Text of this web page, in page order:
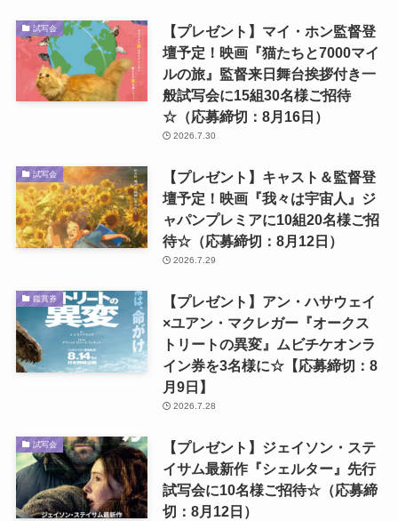
試写会
【プレゼント】マイ・ホン監督登
壇予定！映画『猫たちと7000マイ
ルの旅』監督来日舞台挨拶付き一
般試写会に15組30名様ご招待
☆（応募締切：8月16日）
2026.7.30
試写会
【プレゼント】キャスト＆監督登
壇予定！映画『我々は宇宙人』ジ
ャパンプレミアに10組20名様ご招
待☆（応募締切：8月12日）
2026.7.29
鑑賞券
【プレゼント】アン・ハサウェイ
×ユアン・マクレガー『オークス
トリートの異変』ムビチケオンラ
イン券を3名様に☆【応募締切：8
月9日】
2026.7.28
試写会
【プレゼント】ジェイソン・ステ
イサム最新作『シェルター』先行
試写会に10名様ご招待☆（応募締
切：8月12日）